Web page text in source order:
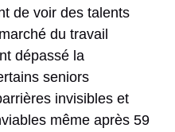
de voir des talents
du travail
dépassé la
seniors
invisibles et
même après 59